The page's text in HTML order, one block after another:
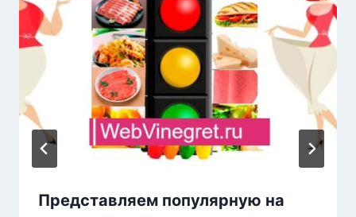
Представляем популярную на